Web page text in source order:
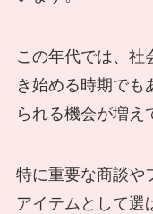
この年代では、社
き始める時期でも
られる機会が増え
特に重要な商談や
アイテムとして選